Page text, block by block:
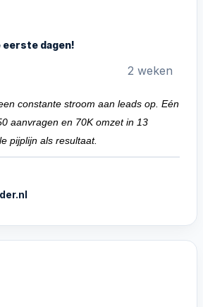
eerste dagen!
2 weken
constante stroom aan leads op. Eén
aanvragen en 70K omzet in 13
pijplijn als resultaat.